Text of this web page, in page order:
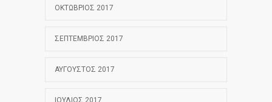
ΟΚΤΏΒΡΙΟΣ 2017
ΣΕΠΤΈΜΒΡΙΟΣ 2017
ΑΎΓΟΥΣΤΟΣ 2017
ΙΟΎΛΙΟΣ 2017